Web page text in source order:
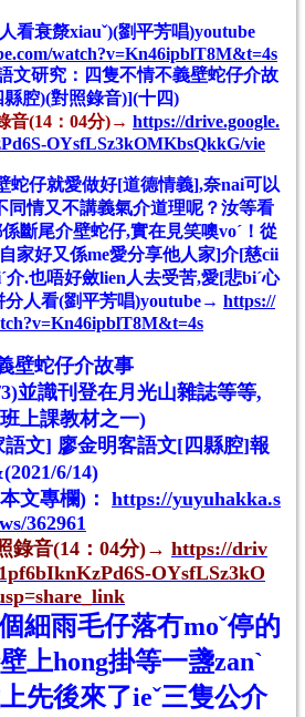
看衰漦xiauˇ)(劉平芳唱)youtube
watch?v=Kn46ipblT8M&t=4s
文研究：四隻不情不義壁蛇仔介故
腔)(對照錄音)](十四)
音(14：04分)→ https://drive.google.
OYsfLSz3kOMKbsQkkG/vie
仔就愛做好[道德情義],奈nai可以
同情又不講義氣介道理呢？汝等看
斷尾介壁蛇仔,實在見笑噢voˊ！從
家好又係me愛分享他人家]介[慈cii
介.也唔好斂lien人去受苦,愛[悲biˊ心
分人看(劉平芳唱)youtube→ https://
壁蛇仔介故事
並識刊登在月光山雜誌等等,
上課教材之一)
文] 廖金明客語文[四縣腔]報
6/14)
文專欄)： https://yuyuhakka.s
362961
錄音(14：04分)→ https://driv
OYsfLSz3kO
細雨毛仔落冇moˇ停的
上hong掛等一盞zanˋ
先後來了ieˇ三隻公介